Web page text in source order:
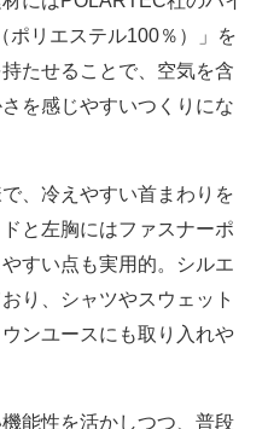
ポリエステル100％）」を
たせることで、空気を含
を感じやすいつくりにな
、冷えやすい首まわりを
と左胸にはファスナーポ
すい点も実用的。シルエ
り、シャツやスウェット
ンユースにも取り入れや
能性を活かしつつ、普段